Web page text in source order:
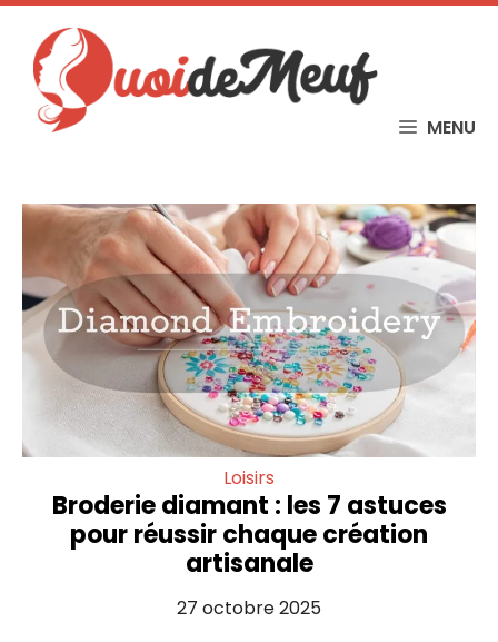
Skip
content
MENU
Loisirs
Broderie diamant : les 7 astuces
pour réussir chaque création
artisanale
27 octobre 2025